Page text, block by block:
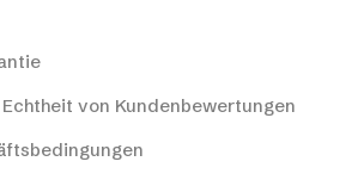
von Kundenbewertungen